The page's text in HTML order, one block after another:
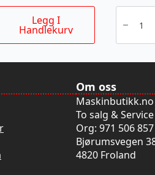
Legg I
Handlekurv
Om oss
Maskinbutikk.no
To salg & Service
Org: 971 506 857
Bjørumsvegen
4820 Froland